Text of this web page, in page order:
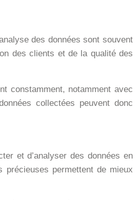
des données sont souvent
des clients et de la qualité des
constamment, notamment avec
collectées peuvent donc
et d’analyser des données en
permettent de mieux